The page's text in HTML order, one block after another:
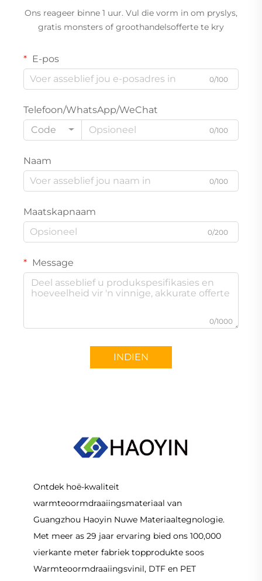
Ons reageer binne 1 uur. Vul die vorm in om pryslys,
gratis monsters of groothandelsofferte te kry
E-pos
0/100
Telefoon/WhatsApp/WeChat
Code
0/100
Naam
0/100
Maatskapnaam
0/200
Message
0/1000
INDIEN
Ontdek hoë-kwaliteit
warmteoormdraaiingsmateriaal van
Guangzhou Haoyin Nuwe Materiaaltegnologie.
Met meer as 29 jaar ervaring bied ons 100,000
vierkante meter fabriek topprodukte soos
Warmteoormdraaiingsvinil, DTF en PET